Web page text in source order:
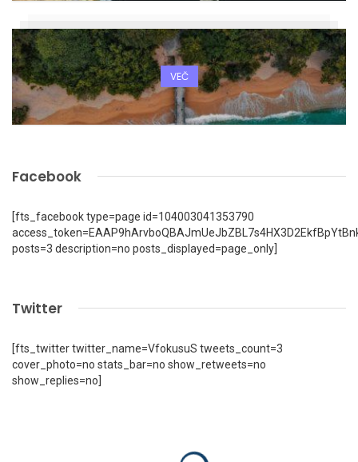
VEČ
Facebook
[fts_facebook type=page id=104003041353790
posts=3 description=no posts_displayed=page_only]
Twitter
[fts_twitter twitter_name=VfokusuS tweets_count=3
cover_photo=no stats_bar=no show_retweets=no
show_replies=no]